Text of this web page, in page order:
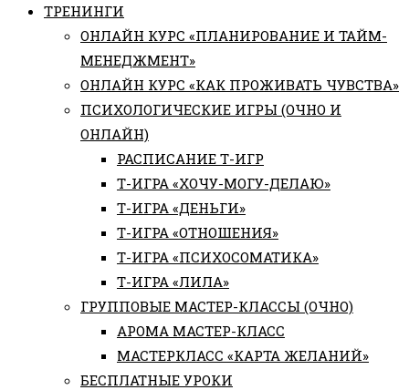
ТРЕНИНГИ
ОНЛАЙН КУРС «ПЛАНИРОВАНИЕ И ТАЙМ-
МЕНЕДЖМЕНТ»
ОНЛАЙН КУРС «КАК ПРОЖИВАТЬ ЧУВСТВА»
ПСИХОЛОГИЧЕСКИЕ ИГРЫ (ОЧНО И
ОНЛАЙН)
РАСПИСАНИЕ Т-ИГР
Т-ИГРА «ХОЧУ-МОГУ-ДЕЛАЮ»
Т-ИГРА «ДЕНЬГИ»
Т-ИГРА «ОТНОШЕНИЯ»
Т-ИГРА «ПСИХОСОМАТИКА»
Т-ИГРА «ЛИЛА»
ГРУППОВЫЕ МАСТЕР-КЛАССЫ (ОЧНО)
АРОМА МАСТЕР-КЛАСС
МАСТЕРКЛАСС «КАРТА ЖЕЛАНИЙ»
БЕСПЛАТНЫЕ УРОКИ